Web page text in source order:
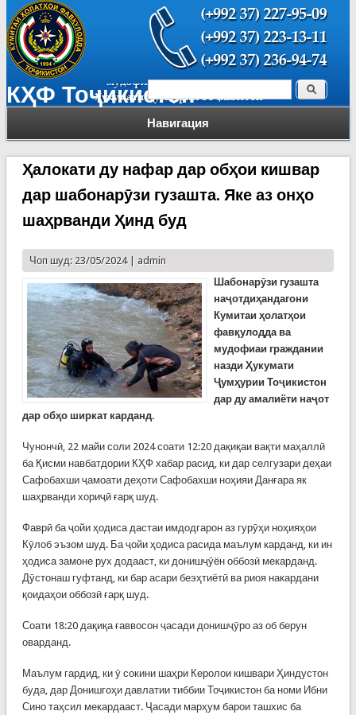
КҲФ Тоҷикистон
Навигация
Форма поиска Поиск
Ҳалокати ду нафар дар обҳои кишвар
дар шабонарӯзи гузашта. Яке аз онҳо
шаҳрванди Ҳинд буд
Чоп шуд: 23/05/2024 | admin
Шабонарӯзи гузашта
наҷотдиҳандагони
Кумитаи ҳолатҳои
фавқулодда ва
мудофиаи граждании
назди Ҳукумати
Ҷумҳурии Тоҷикистон
дар ду амалиёти наҷот
дар обҳо ширкат карданд.
Чунончӣ, 22 майи соли 2024 соати 12:20 дақиқаи вақти маҳаллӣ
ба Қисми навбатдории КҲФ хабар расид, ки дар селгузари деҳаи
Сафобахши ҷамоати деҳоти Сафобахши ноҳияи Данғара як
шаҳрванди хориҷӣ ғарқ шуд.
Фаврӣ ба ҷойи ҳодиса дастаи имдодгарон аз гурӯҳи ноҳияҳои
Кӯлоб эъзом шуд. Ба ҷойи ҳодиса расида маълум карданд, ки ин
ҳодиса замоне рух додааст, ки донишҷӯён оббозӣ мекарданд.
Дӯстонаш гуфтанд, ки бар асари беэҳтиётӣ ва риоя накардани
қоидаҳои оббозӣ ғарқ шуд.
Соати 18:20 дақиқа ғаввосон ҷасади донишҷӯро аз об берун
оварданд.
Маълум гардид, ки ӯ сокини шаҳри Керолои кишвари Ҳиндустон
буда, дар Донишгоҳи давлатии тиббии Тоҷикистон ба номи Ибни
Сино таҳсил мекардааст. Ҷасади марҳум барои ташхис ба